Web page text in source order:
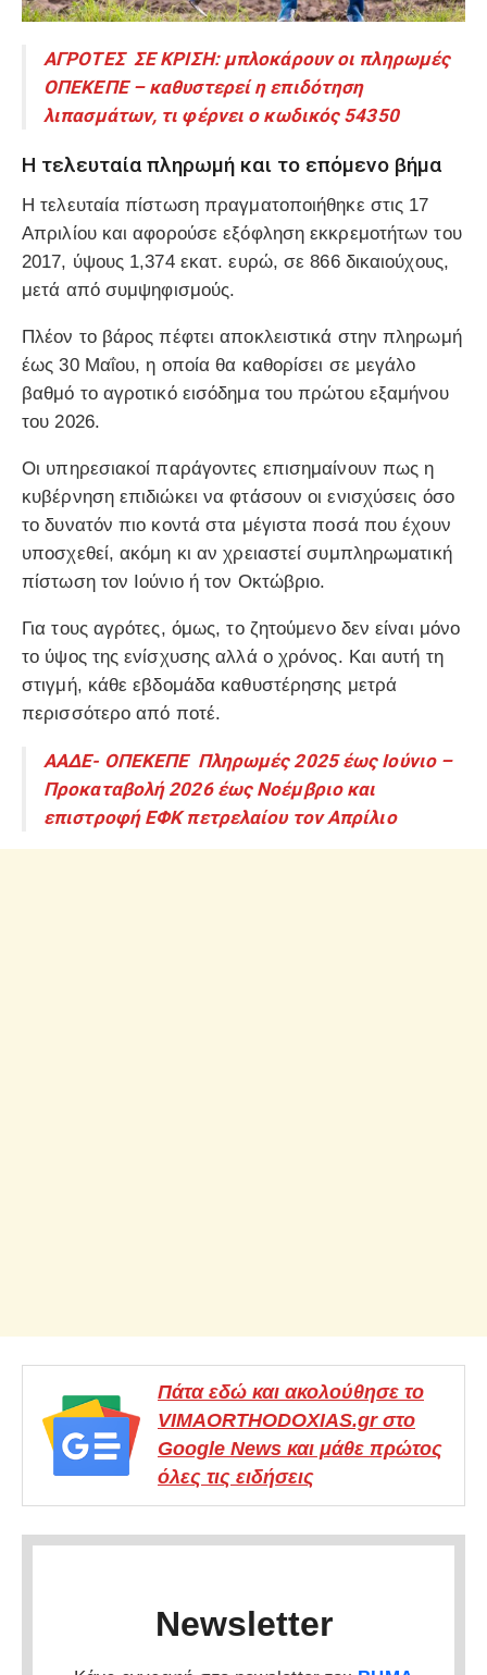
ΑΓΡΟΤΕΣ ΣΕ ΚΡΙΣΗ: μπλοκάρουν οι πληρωμές
ΟΠΕΚΕΠΕ – καθυστερεί η επιδότηση
λιπασμάτων, τι φέρνει ο κωδικός 54350
Η τελευταία πληρωμή και το επόμενο βήμα
Η τελευταία πίστωση πραγματοποιήθηκε στις 17
Απριλίου και αφορούσε εξόφληση εκκρεμοτήτων του
2017, ύψους 1,374 εκατ. ευρώ, σε 866 δικαιούχους,
μετά από συμψηφισμούς.
Πλέον το βάρος πέφτει αποκλειστικά στην πληρωμή
έως 30 Μαΐου, η οποία θα καθορίσει σε μεγάλο
βαθμό το αγροτικό εισόδημα του πρώτου εξαμήνου
του 2026.
Οι υπηρεσιακοί παράγοντες επισημαίνουν πως η
κυβέρνηση επιδιώκει να φτάσουν οι ενισχύσεις όσο
το δυνατόν πιο κοντά στα μέγιστα ποσά που έχουν
υποσχεθεί, ακόμη κι αν χρειαστεί συμπληρωματική
πίστωση τον Ιούνιο ή τον Οκτώβριο.
Για τους αγρότες, όμως, το ζητούμενο δεν είναι μόνο
το ύψος της ενίσχυσης αλλά ο χρόνος. Και αυτή τη
στιγμή, κάθε εβδομάδα καθυστέρησης μετρά
περισσότερο από ποτέ.
ΑΑΔΕ- ΟΠΕΚΕΠΕ Πληρωμές 2025 έως Ιούνιο –
Προκαταβολή 2026 έως Νοέμβριο και
επιστροφή ΕΦΚ πετρελαίου τον Απρίλιο
Πάτα εδώ και ακολούθησε το
VIMAORTHODOXIAS.gr στο
Google News και μάθε πρώτος
όλες τις ειδήσεις
Newsletter